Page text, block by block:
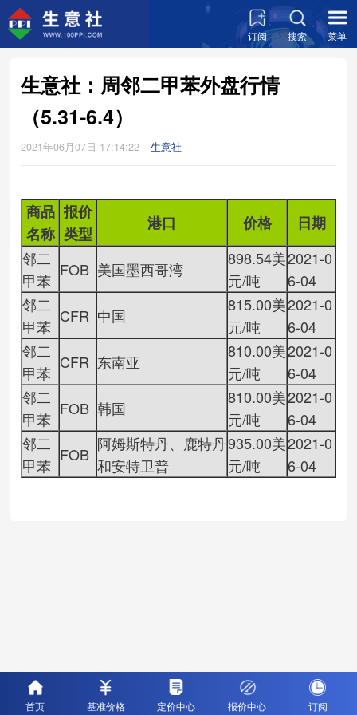
订阅 搜索 菜单
生意社：周邻二甲苯外盘行情
（5.31-6.4）
2021年06月07日 17:14:22 生意社
商品
名称
报价
类型
港口 价格
日期
邻二
甲苯
FOB 美国墨西哥湾
898.54美
元/吨
2021-0
6-04
邻二
甲苯
CFR 中国
815.00美
元/吨
2021-0
6-04
邻二
甲苯
CFR 东南亚
810.00美
元/吨
2021-0
6-04
邻二
甲苯
FOB 韩国
810.00美
元/吨
2021-0
6-04
邻二
甲苯
FOB
阿姆斯特丹、鹿特丹
和安特卫普
935.00美
元/吨
2021-0
6-04
首页 基准价格 定价中心 报价中心 订阅